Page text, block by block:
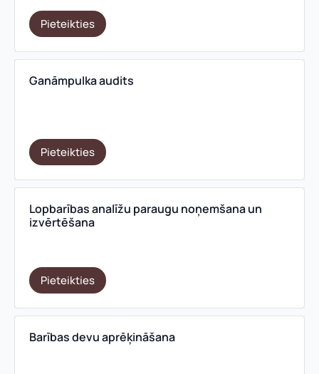
Pieteikties
Ganāmpulka audits
Pieteikties
Lopbarības analīžu paraugu noņemšana un
izvērtēšana
Pieteikties
Barības devu aprēķināšana